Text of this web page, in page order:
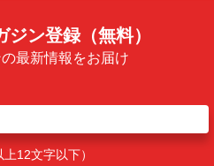
ジン登録（無料）
最新情報をお届け
12文字以下）